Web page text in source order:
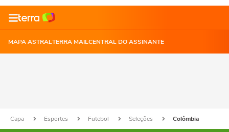
MAPA ASTRALTERRA MAILCENTRAL DO ASSINANTE
Capa Esportes Futebol Seleções Colômbia